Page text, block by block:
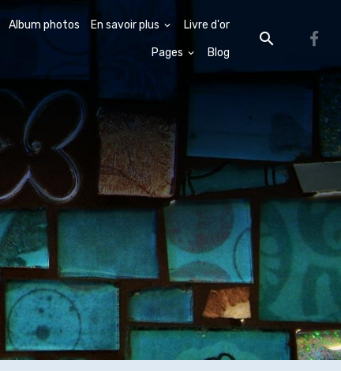
Album photos En savoir plus Livre d'or
Pages Blog